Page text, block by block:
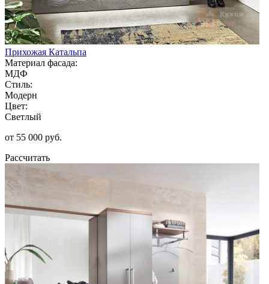
Прихожая Катальпа
Материал фасада:
МДФ
Стиль:
Модерн
Цвет:
Светлый
от 55 000 руб.
Рассчитать